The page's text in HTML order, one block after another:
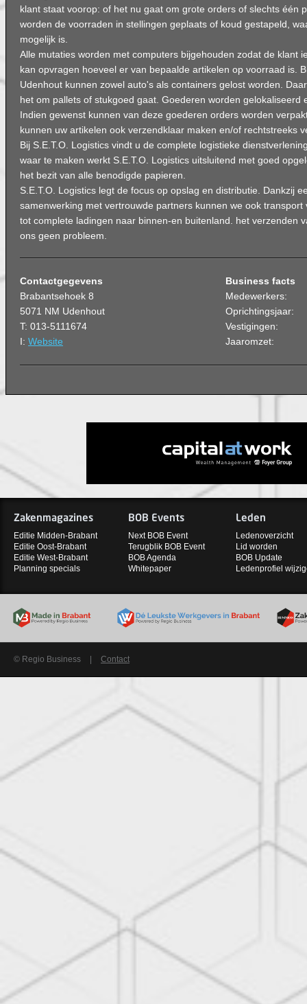
klant staat voorop: of het nu gaat om grote orders of slechts één
worden de voorraden in stellingen geplaats of koud gestapeld,
mogelijk is.
Alle mutaties worden met computers bijgehouden zodat de klant
kan opvragen hoeveel er van bepaalde artikelen op voorraad is.
Udenhout kunnen zowel auto's als containers gelost worden.
het om pallets of stukgoed gaat. Goederen worden gelokaliseerd
Indien gewenst kunnen van deze goederen orders worden
kunnen uw artikelen ook verzendklaar maken en/of rechtstreeks
Bij S.E.T.O. Logistics vindt u de complete logistieke
waar te maken werkt S.E.T.O. Logistics uitsluitend met goed
het bezit van alle benodigde papieren.
S.E.T.O. Logistics legt de focus op opslag en distributie. Dankzij
samenwerking met vertrouwde partners kunnen we ook
tot complete ladingen naar binnen-en buitenland. het verzenden
ons geen probleem.
Contactgegevens
Brabantsehoek 8
5071 NM Udenhout
T: 013-5111674
I: Website
Business facts
Medewerkers:
Oprichtingsjaar:
Vestigingen:
Jaaromzet:
Zakenmagazines
Editie Midden-Brabant
Editie Oost-Brabant
Editie West-Brabant
Planning specials
BOB Events
Next BOB Event
Terugblik BOB Event
BOB Agenda
Whitepaper
Leden
Ledenoverzicht
Lid worden
BOB Update
Ledenprofiel
© Regio Business | Contact